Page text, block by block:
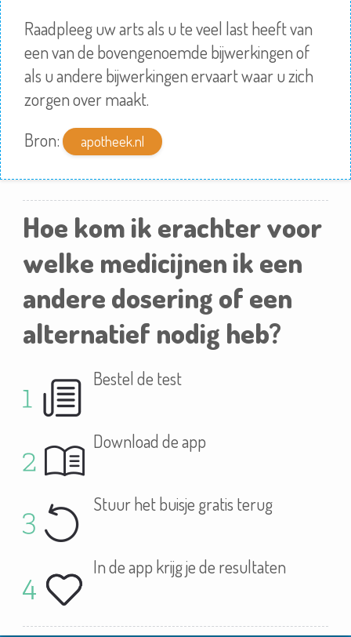
Raadpleeguw arts als u te veel last heeft van
een van de bovengenoemde bijwerkingen of
als u andere bijwerkingen ervaart waar u zich
zorgen over maakt.
Bron:
apotheek.nl
Hoe kom ik erachter voor
welke medicijnen ik een
andere dosering of een
alternatief nodig heb?
Bestel de test
Download de app
Stuur het buisje gratis terug
In de app krijg je de resultaten